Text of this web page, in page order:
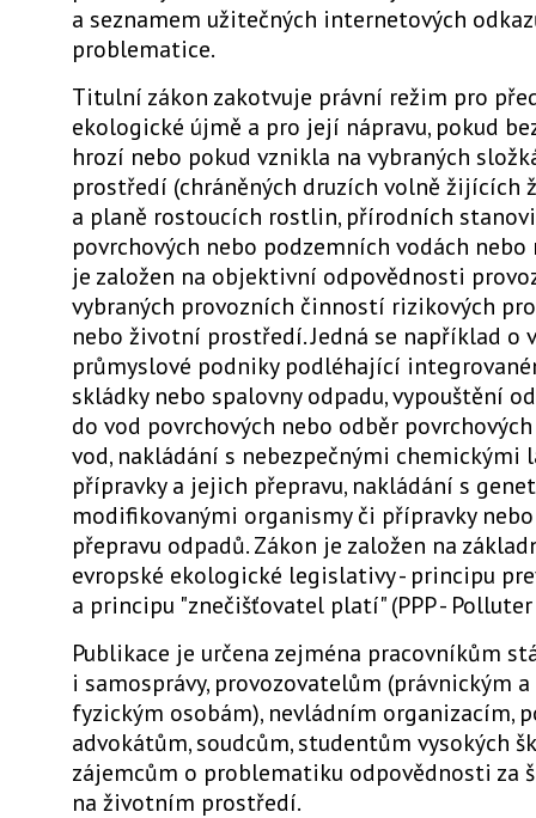
a seznamem užitečných internetových
problematice.
Titulní zákon zakotvuje právní režim pro
ekologické újmě a pro její nápravu, pokud
hrozí nebo pokud vznikla na vybraných
prostředí (chráněných druzích volně žijících
a planě rostoucích rostlin, přírodních
povrchových nebo podzemních vodách nebo
je založen na objektivní odpovědnosti
vybraných provozních činností rizikových
nebo životní prostředí. Jedná se například o
průmyslové podniky podléhající
skládky nebo spalovny odpadu, vypouštění
do vod povrchových nebo odběr
vod, nakládání s nebezpečnými chemickými
přípravky a jejich přepravu, nakládání s
modifikovanými organismy či přípravky
přepravu odpadů. Zákon je založen na
evropské ekologické legislativy - principu
a principu "znečišťovatel platí" (PPP -
Publikace je určena zejména pracovníkům
i samosprávy, provozovatelům (právnickým
fyzickým osobám), nevládním organizacím,
advokátům, soudcům, studentům vysokých
zájemcům o problematiku odpovědnosti za
na životním prostředí.